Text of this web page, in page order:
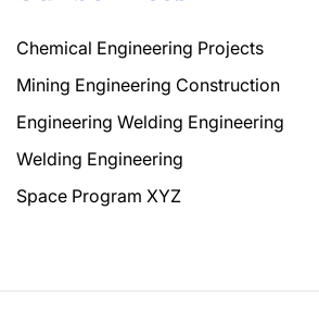
Chemical Engineering Projects
Mining Engineering Construction
Engineering Welding Engineering
Welding Engineering
Space Program XYZ